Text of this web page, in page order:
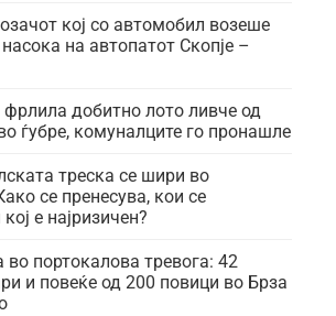
кој со автомобил возеше
на автопатот Скопје –
фрлила добитно лото ливче од
ѓубре, комуналците го пронашле
треска се шири во
се пренесува, кои се
е најризичен?
во портокалова тревога: 42
и повеќе од 200 повици во Брза